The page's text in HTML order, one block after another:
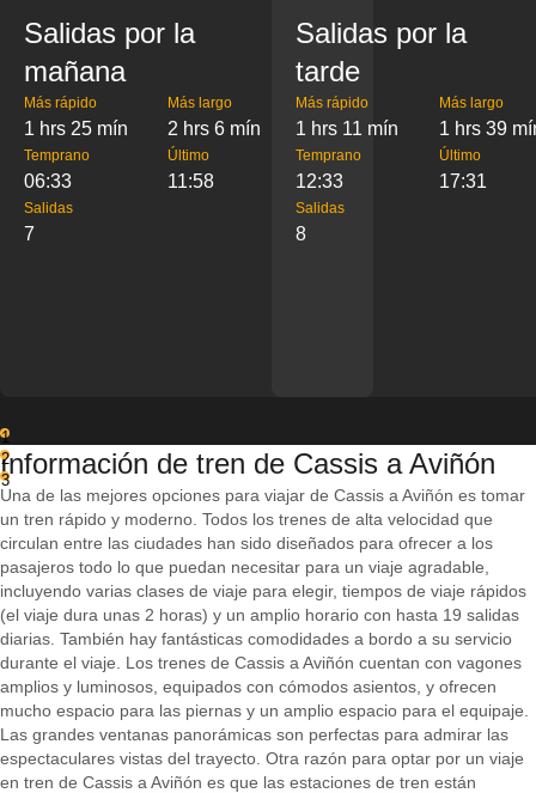
Salidas por la
mañana
Más rápido
1 hrs 25 mín
Más largo
2 hrs 6 mín
Temprano
06:33
Último
11:58
Salidas
7
Salidas por la
tarde
Más rápido
1 hrs 11 mín
Más largo
1 hrs 39
Temprano
12:33
Último
17:31
Salidas
8
1
2
3
Información de tren de Cassis a Aviñón
Una de las mejores opciones para viajar de Cassis a Aviñón es tomar
un tren rápido y moderno. Todos los trenes de alta velocidad que
circulan entre las ciudades han sido diseñados para ofrecer a los
pasajeros todo lo que puedan necesitar para un viaje agradable,
incluyendo varias clases de viaje para elegir, tiempos de viaje rápidos
(el viaje dura unas 2 horas) y un amplio horario con hasta 19 salidas
diarias. También hay fantásticas comodidades a bordo a su servicio
durante el viaje. Los trenes de Cassis a Aviñón cuentan con vagones
amplios y luminosos, equipados con cómodos asientos, y ofrecen
mucho espacio para las piernas y un amplio espacio para el equipaje.
Las grandes ventanas panorámicas son perfectas para admirar las
espectaculares vistas del trayecto. Otra razón para optar por un viaje
en tren de Cassis a Aviñón es que las estaciones de tren están